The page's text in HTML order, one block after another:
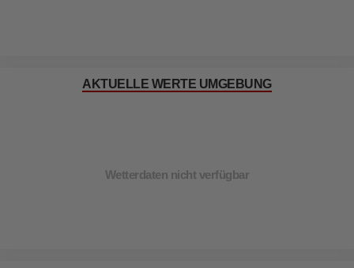
AKTUELLE WERTE UMGEBUNG
Wetterdaten nicht verfügbar